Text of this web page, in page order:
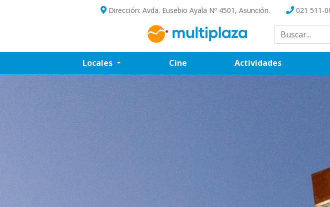
Dirección: Avda. Eusebio Ayala Nº 4501, Asunción. 021 511-
Locales Cine Actividades